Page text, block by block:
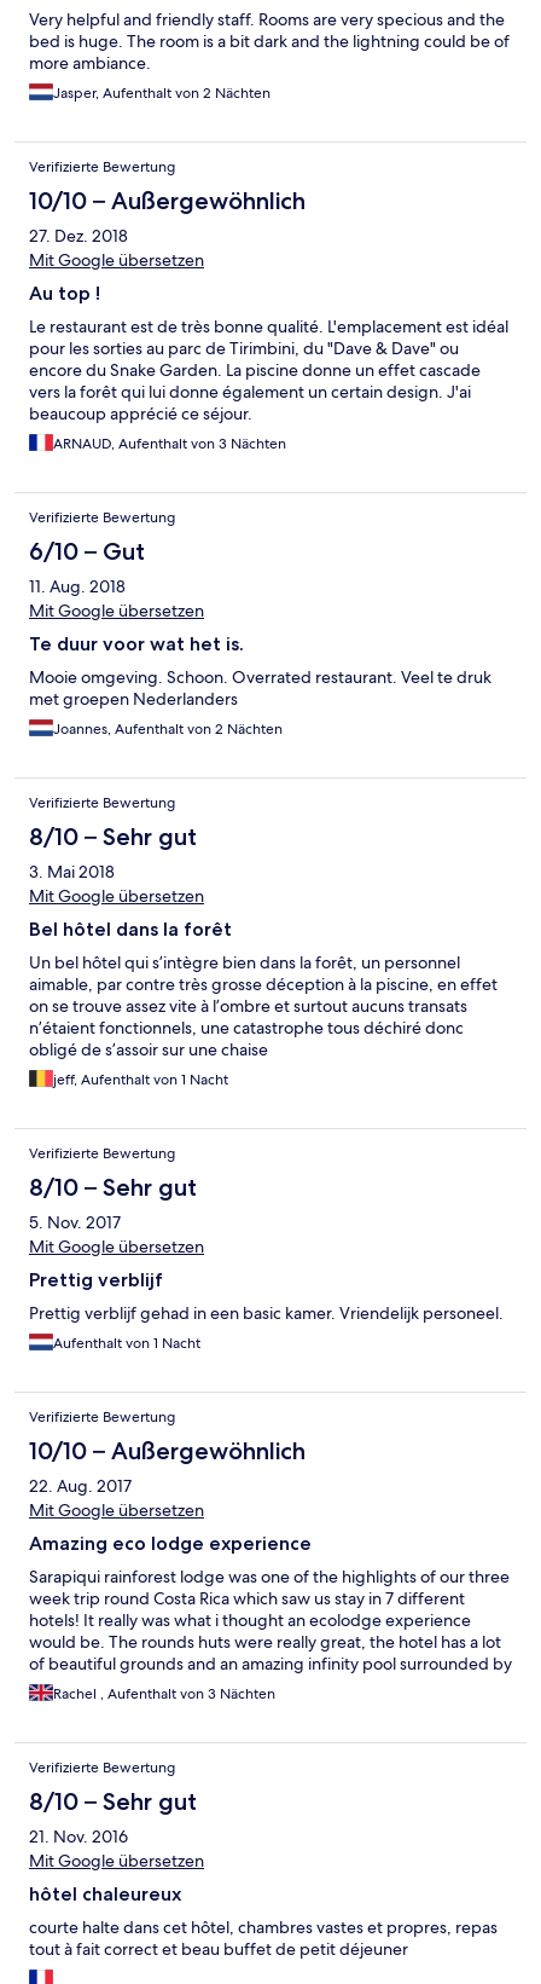
Very helpful and friendly staff. Rooms are very specious and the
bed is huge. The room is a bit dark and the lightning could be of
more ambiance.
Jasper, Aufenthalt von 2 Nächten
Verifizierte Bewertung
10/10 – Außergewöhnlich
27. Dez. 2018
Mit Google übersetzen
Au top !
Le restaurant est de très bonne qualité. L'emplacement est idéal
pour les sorties au parc de Tirimbini, du "Dave & Dave" ou
encore du Snake Garden. La piscine donne un effet cascade
vers la forêt qui lui donne également un certain design. J'ai
beaucoup apprécié ce séjour.
ARNAUD, Aufenthalt von 3 Nächten
Verifizierte Bewertung
6/10 – Gut
11. Aug. 2018
Mit Google übersetzen
Te duur voor wat het is.
Mooie omgeving. Schoon. Overrated restaurant. Veel te druk
met groepen Nederlanders
Joannes, Aufenthalt von 2 Nächten
Verifizierte Bewertung
8/10 – Sehr gut
3. Mai 2018
Mit Google übersetzen
Bel hôtel dans la forêt
Un bel hôtel qui s’intègre bien dans la forêt, un personnel
aimable, par contre très grosse déception à la piscine, en effet
on se trouve assez vite à l’ombre et surtout aucuns transats
n’étaient fonctionnels, une catastrophe tous déchiré donc
obligé de s’assoir sur une chaise
jeff, Aufenthalt von 1 Nacht
Verifizierte Bewertung
8/10 – Sehr gut
5. Nov. 2017
Mit Google übersetzen
Prettig verblijf
Prettig verblijf gehad in een basic kamer. Vriendelijk personeel.
Aufenthalt von 1 Nacht
Verifizierte Bewertung
10/10 – Außergewöhnlich
22. Aug. 2017
Mit Google übersetzen
Amazing eco lodge experience
Sarapiqui rainforest lodge was one of the highlights of our three
week trip round Costa Rica which saw us stay in 7 different
hotels! It really was what i thought an ecolodge experience
would be. The rounds huts were really great, the hotel has a lot
of beautiful grounds and an amazing infinity pool surrounded by
gardens and rainforest. We saw all manner of birds and wildlife
from the pool including toucans and a huge lizard which actually
delight (or was it fright)! The staff were so friendly and couldn't
do enough for us. One morning we missed breakfast as we
were off early on a trip (Dave and Dave's nature park). When we
got back we were plied with orange juice and fresh fruits and
asked whether we wanted anything else. It was such a personal
service - they actually realised we missed breakfast and wanted
the evening there is a buffet to A La Carte to choose from. The
food was really good and good value. As others have said the
rooms are fairly basic but more than good enough. We didn't
spend hardly any time in them - there was too much to do!
Rachel , Aufenthalt von 3 Nächten
Verifizierte Bewertung
8/10 – Sehr gut
21. Nov. 2016
Mit Google übersetzen
hôtel chaleureux
courte halte dans cet hôtel, chambres vastes et propres, repas
tout à fait correct et beau buffet de petit déjeuner